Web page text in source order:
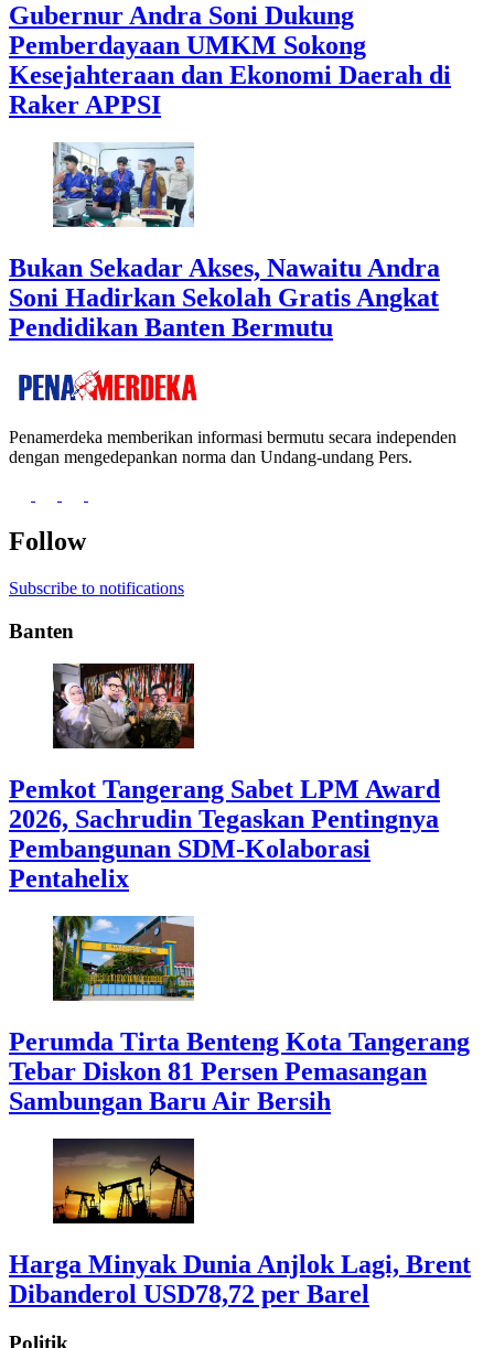
Gubernur Andra Soni Dukung
Pemberdayaan UMKM Sokong
Kesejahteraan dan Ekonomi Daerah di
Raker APPSI
Bukan Sekadar Akses, Nawaitu Andra
Soni Hadirkan Sekolah Gratis Angkat
Pendidikan Banten Bermutu
Penamerdeka memberikan informasi bermutu secara independen
dengan mengedepankan norma dan Undang-undang Pers.
Follow
Subscribe to notifications
Banten
Pemkot Tangerang Sabet LPM Award
2026, Sachrudin Tegaskan Pentingnya
Pembangunan SDM-Kolaborasi
Pentahelix
Perumda Tirta Benteng Kota Tangerang
Tebar Diskon 81 Persen Pemasangan
Sambungan Baru Air Bersih
Harga Minyak Dunia Anjlok Lagi, Brent
Dibanderol USD78,72 per Barel
Politik